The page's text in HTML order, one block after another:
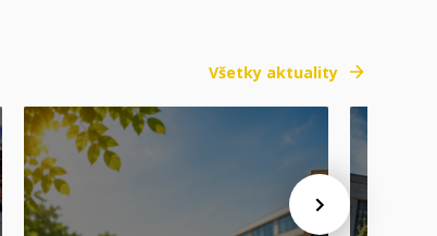
Všetky aktuality